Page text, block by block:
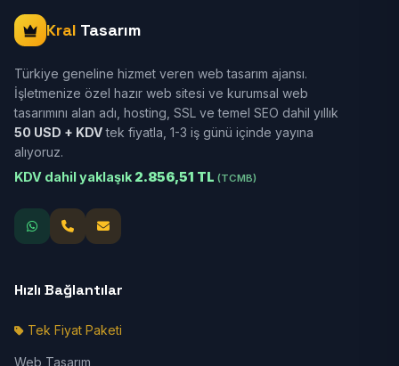
Kral Tasarım
Türkiye geneline hizmet veren web tasarım ajansı.
İşletmenize özel hazır web sitesi ve kurumsal web
tasarımını alan adı, hosting, SSL ve temel SEO dahil yıllık
50 USD + KDVtek fiyatla, 1-3 iş günü içinde yayına
alıyoruz.
KDV dahil yaklaşık 2.856,51 TL (TCMB)
Hızlı Bağlantılar
Tek Fiyat Paketi
Web Tasarım